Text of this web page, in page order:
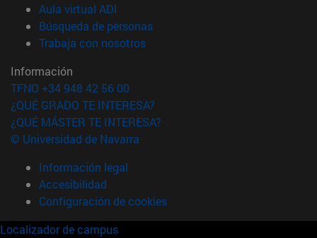
Aula virtual ADI
Búsqueda de personas(abre en nueva ventana)
Trabaja con nosotros(abre en nueva ventana)
Información
TFNO +34 948 42 56 00
¿QUÉ GRADO TE INTERESA?
¿QUÉ MÁSTER TE INTERESA?
© Universidad de Navarra
Información legal
Accesibilidad
Configuración de cookies
Localizador de campus